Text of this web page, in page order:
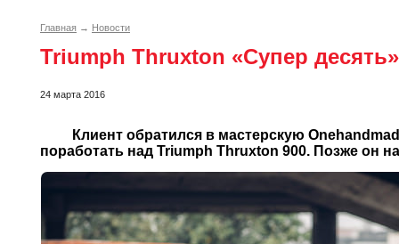
Главная → Новости
Triumph Thruxton «Супер десять»
24 марта 2016